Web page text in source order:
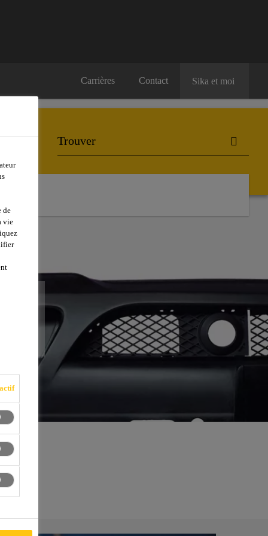
Carrières Contact Sika et moi
de
vie